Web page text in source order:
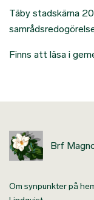
Täby stadskärna
Finns att läsa i
Brf
Om synpunkter på